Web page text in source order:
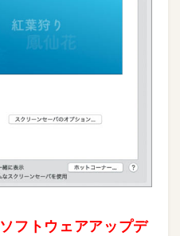
ソフトウェアアップデ